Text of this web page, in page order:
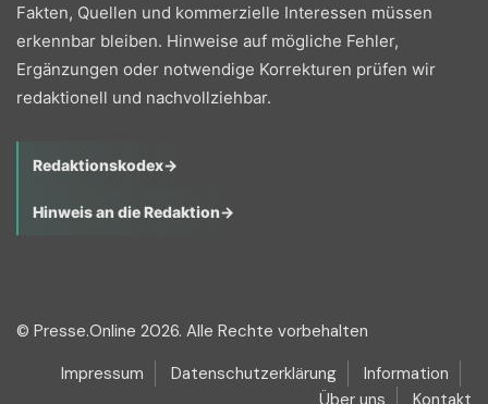
Fakten, Quellen und kommerzielle Interessen müssen
erkennbar bleiben. Hinweise auf mögliche Fehler,
Ergänzungen oder notwendige Korrekturen prüfen wir
redaktionell und nachvollziehbar.
Redaktionskodex→
Hinweis an die Redaktion→
© Presse.Online 2026. Alle Rechte vorbehalten
Impressum
Datenschutzerklärung
Information
Über uns
Kontakt